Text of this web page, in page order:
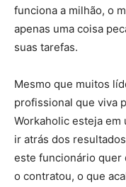
funciona a milhão, o
apenas uma coisa
suas tarefas.
Mesmo que muitos
profissional que viva
Workaholic esteja
ir atrás dos
este funcionário quer
o contratou, o que